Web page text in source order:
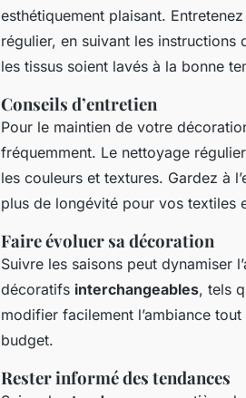
esthétiquement plaisant.
régulier, en suivant les instructions
les tissus soient lavés à la bonne
Conseils d’entretien
Pour le maintien de votre
fréquemment. Le nettoyage
les couleurs et textures. Gardez à
plus de longévité pour vos textiles
Faire évoluer sa décoration
Suivre les saisons peut dynamiser
décoratifs interchangeables, tels
modifier facilement l’ambiance
budget.
Rester informé des tendances